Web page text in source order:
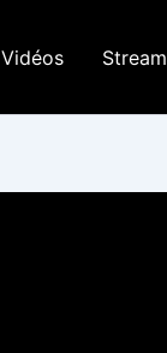
Vidéos Stream